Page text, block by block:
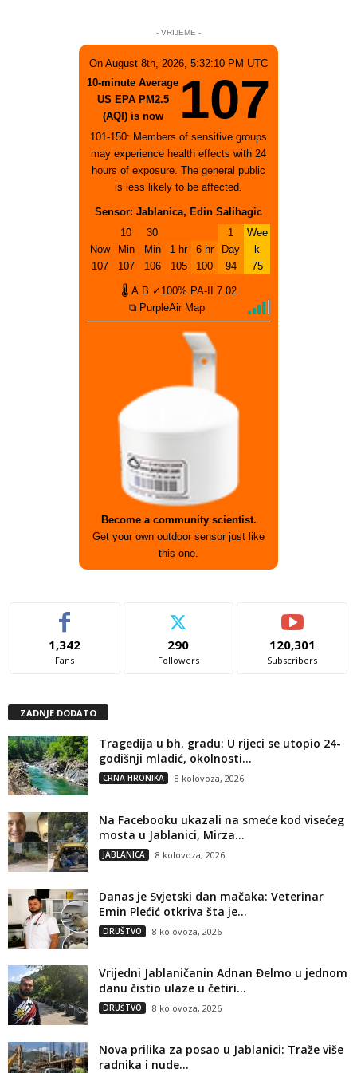
- VRIJEME -
On August 8th, 2026, 5:32:10 PM UTC
10-minute Average
US EPA PM2.5
(AQI) is now
107
101-150: Members of sensitive groups
may experience health effects with 24
hours of exposure. The general public
is less likely to be affected.
Sensor: Jablanica, Edin Salihagic
Now
107
10
Min
107
30
Min
106
1 hr
105
6 hr
100
1
Day
94
Wee
k
75
🌡 A B ✓100% PA-II 7.02
⧉ PurpleAir Map
Become a community scientist.
Get your own outdoor sensor just like
this one.
1,342
Fans
290
Followers
120,301
Subscribers
ZADNJE DODATO
Tragedija u bh. gradu: U rijeci se utopio 24-
godišnji mladić, okolnosti...
CRNA HRONIKA 8 kolovoza, 2026
Na Facebooku ukazali na smeće kod visećeg
mosta u Jablanici, Mirza...
JABLANICA 8 kolovoza, 2026
Danas je Svjetski dan mačaka: Veterinar
Emin Plećić otkriva šta je...
DRUŠTVO 8 kolovoza, 2026
Vrijedni Jablaničanin Adnan Đelmo u jednom
danu čistio ulaze u četiri...
DRUŠTVO 8 kolovoza, 2026
Nova prilika za posao u Jablanici: Traže više
radnika i nude...